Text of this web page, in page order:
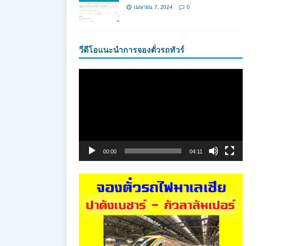
เมษายน 7, 2024 0
วีดีโอแนะนำการจองตั๋วรถทัวร์
00:00 04:11